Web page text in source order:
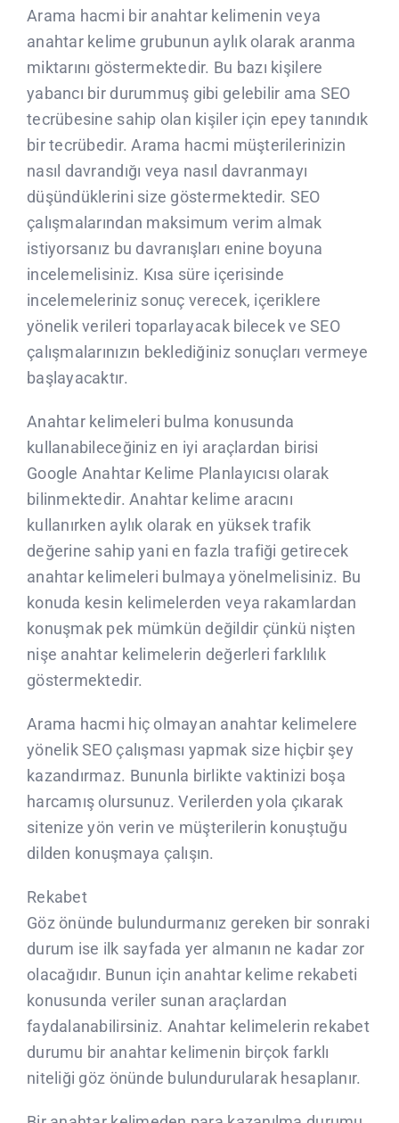
Arama hacmi bir anahtar kelimenin veya
anahtar kelime grubunun aylık olarak aranma
miktarını göstermektedir. Bu bazı kişilere
yabancı bir durummuş gibi gelebilir ama SEO
tecrübesine sahip olan kişiler için epey tanındık
bir tecrübedir. Arama hacmi müşterilerinizin
nasıl davrandığı veya nasıl davranmayı
düşündüklerini size göstermektedir. SEO
çalışmalarından maksimum verim almak
istiyorsanız bu davranışları enine boyuna
incelemelisiniz. Kısa süre içerisinde
incelemeleriniz sonuç verecek, içeriklere
yönelik verileri toparlayacak bilecek ve SEO
çalışmalarınızın beklediğiniz sonuçları vermeye
başlayacaktır.
Anahtar kelimeleri bulma konusunda
kullanabileceğiniz en iyi araçlardan birisi
Google Anahtar Kelime Planlayıcısı olarak
bilinmektedir. Anahtar kelime aracını
kullanırken aylık olarak en yüksek trafik
değerine sahip yani en fazla trafiği getirecek
anahtar kelimeleri bulmaya yönelmelisiniz. Bu
konuda kesin kelimelerden veya rakamlardan
konuşmak pek mümkün değildir çünkü nişten
nişe anahtar kelimelerin değerleri farklılık
göstermektedir.
Arama hacmi hiç olmayan anahtar kelimelere
yönelik SEO çalışması yapmak size hiçbir şey
kazandırmaz. Bununla birlikte vaktinizi boşa
harcamış olursunuz. Verilerden yola çıkarak
sitenize yön verin ve müşterilerin konuştuğu
dilden konuşmaya çalışın.
Rekabet
Göz önünde bulundurmanız gereken bir sonraki
durum ise ilk sayfada yer almanın ne kadar zor
olacağıdır. Bunun için anahtar kelime rekabeti
konusunda veriler sunan araçlardan
faydalanabilirsiniz. Anahtar kelimelerin rekabet
durumu bir anahtar kelimenin birçok farklı
niteliği göz önünde bulundurularak hesaplanır.